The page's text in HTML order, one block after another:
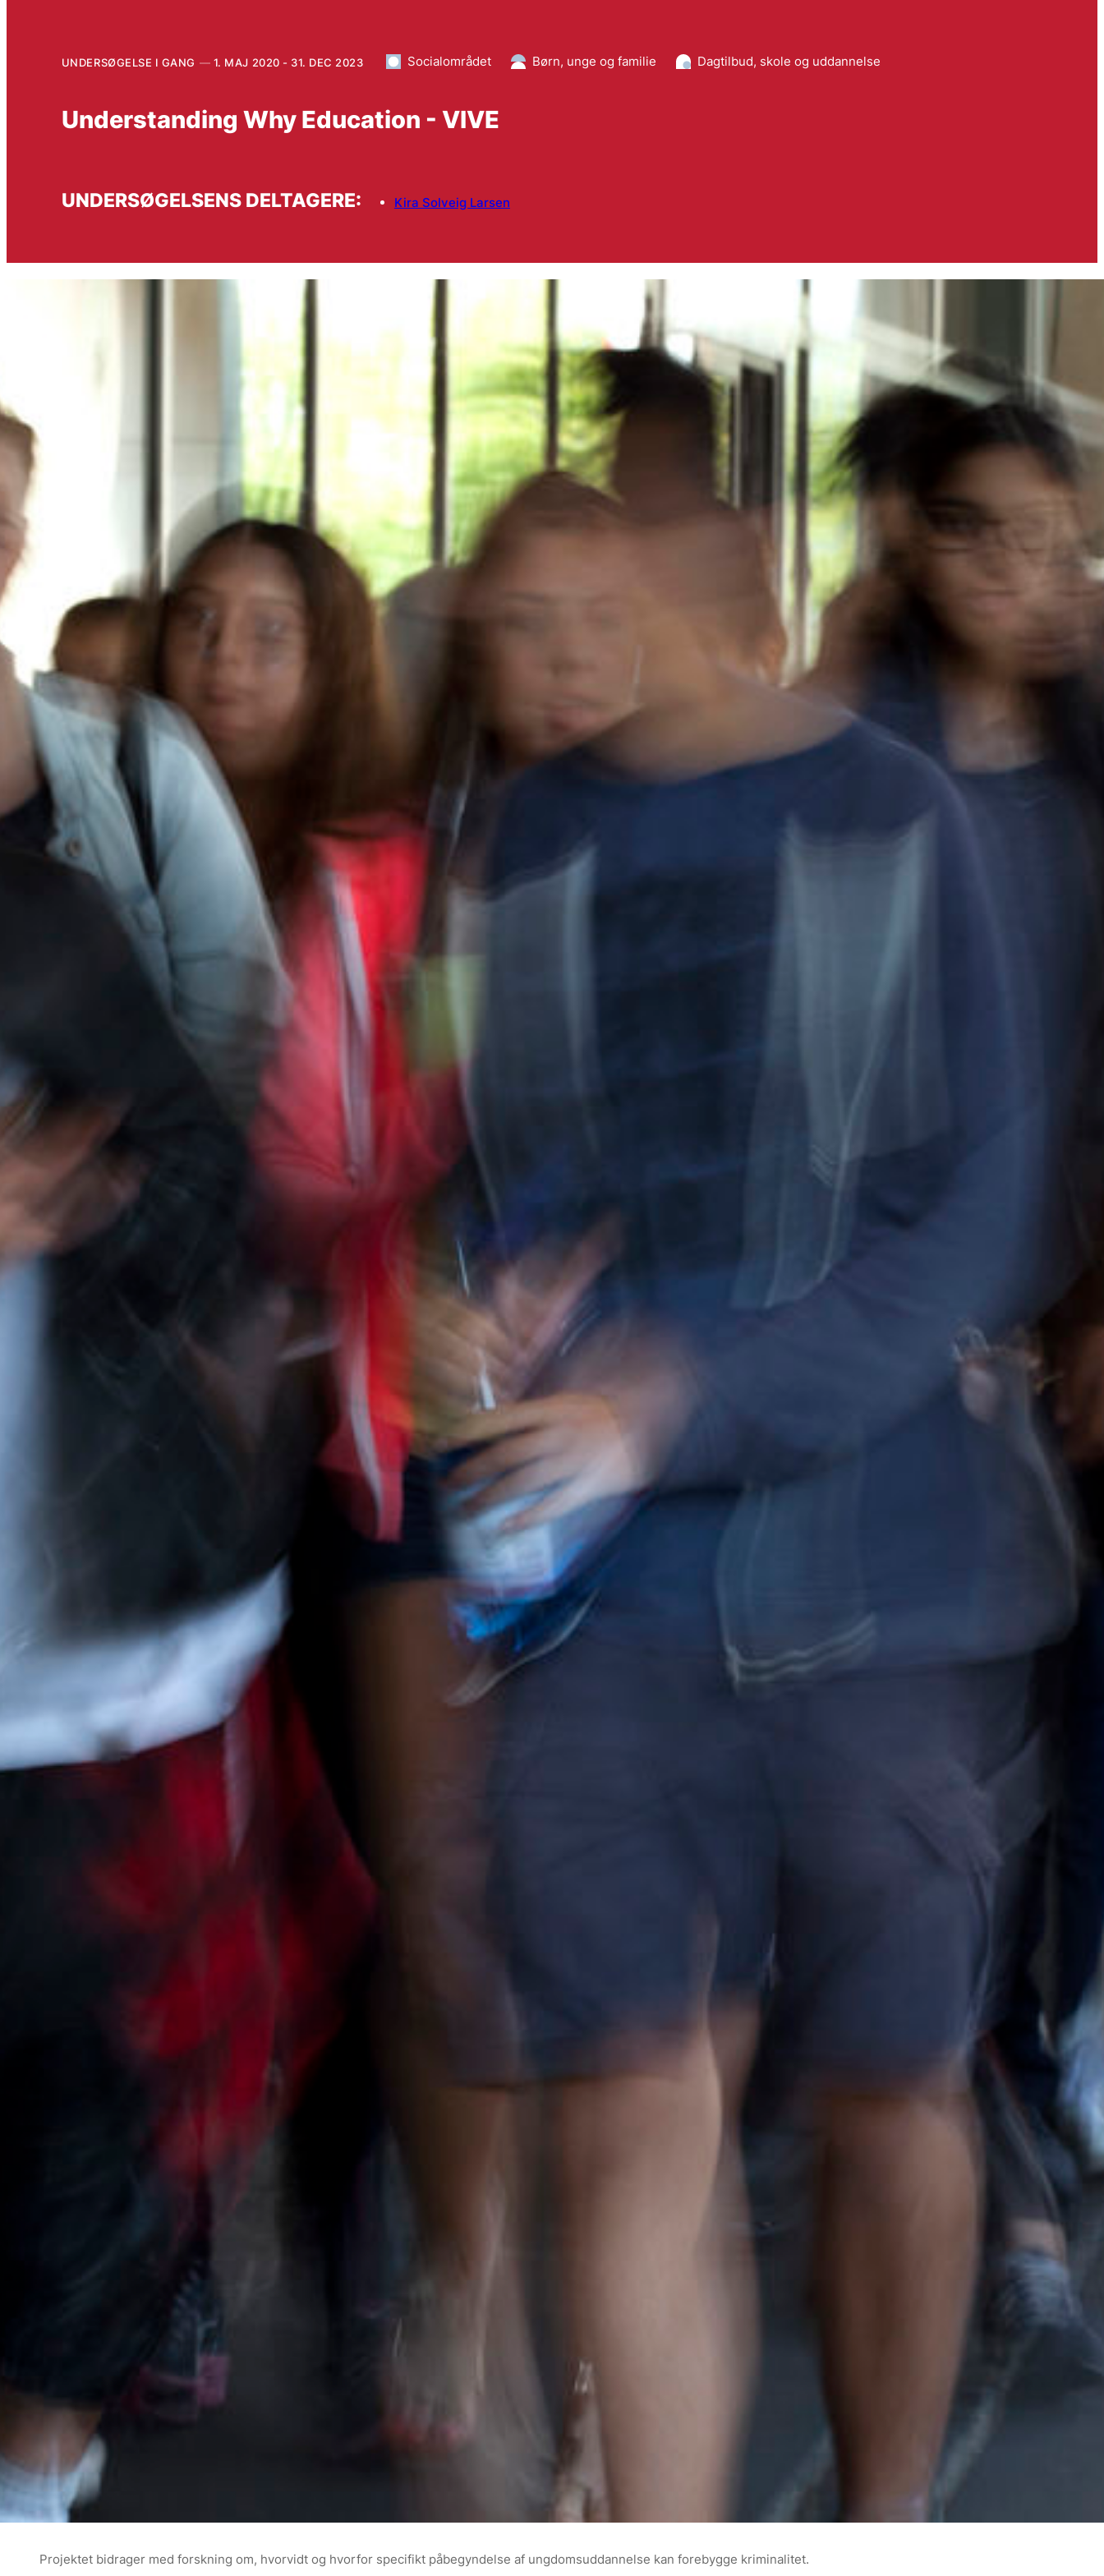
UNDERSØGELSE I GANG 1. MAJ 2020 - 31. DEC 2023 Socialområdet Børn, unge og familie Dagtilbud, skole og uddannelse
Understanding Why Education - VIVE
UNDERSØGELSENS DELTAGERE: Kira Solveig Larsen
Projektet bidrager med forskning om, hvorvidt og hvorfor specifikt påbegyndelse af ungdomsuddannelse kan forebygge kriminalitet.